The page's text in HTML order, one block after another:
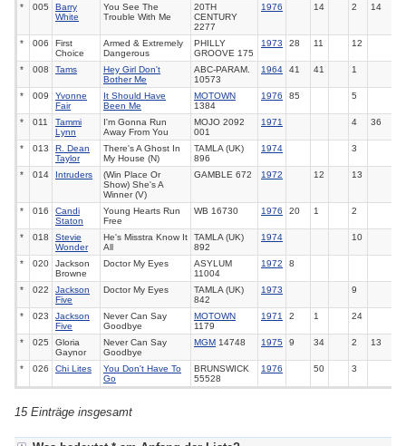
* 005
Barry
White
You See The
Trouble With Me
20TH
CENTURY
2277
1976 14 2 14
* 006
First
Choice
Armed & Extremely
Dangerous
PHILLY
GROOVE 175
1973 28 11 12
* 008 Tams
Hey Girl Don't
Bother Me
ABC-PARAM.
10573
1964 41 41 1
* 009
Yvonne
Fair
It Should Have
Been Me
MOTOWN
1384
1976 85 5
* 011
Tammi
Lynn
I'm Gonna Run
Away From You
MOJO 2092
001
1971 4 36
* 013
R. Dean
Taylor
There's A Ghost In
My House (N)
TAMLA (UK)
896
1974 3
* 014 Intruders
(Win Place Or
Show) She's A
Winner (V)
GAMBLE 672 1972 12 13
* 016
Candi
Staton
Young Hearts Run
Free
WB 16730 1976 20 1 2
* 018
Stevie
Wonder
He's Misstra Know It
All
TAMLA (UK)
892
1974 10
* 020
Jackson
Browne
Doctor My Eyes
ASYLUM
11004
1972 8
* 022
Jackson
Five
Doctor My Eyes
TAMLA (UK)
842
1973 9
* 023
Jackson
Five
Never Can Say
Goodbye
MOTOWN
1179
1971 2 1 24
* 025
Gloria
Gaynor
Never Can Say
Goodbye
MGM 14748 1975 9 34 2 13
* 026 Chi Lites
You Don't Have To
Go
BRUNSWICK
55528
1976 50 3
15 Einträge insgesamt